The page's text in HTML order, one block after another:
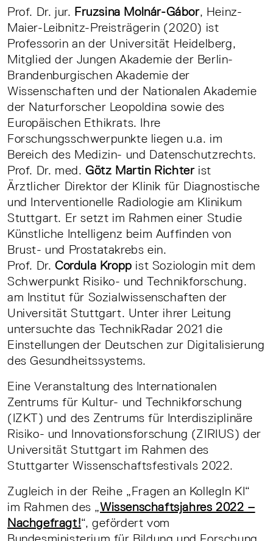
Prof. Dr. jur. Fruzsina Molnár-Gábor, Heinz-
Maier-Leibnitz-Preisträgerin (2020) ist
Professorin an der Universität Heidelberg,
Mitglied der Jungen Akademie der Berlin-
Brandenburgischen Akademie der
Wissenschaften und der Nationalen Akademie
der Naturforscher Leopoldina sowie des
Europäischen Ethikrats. Ihre
Forschungsschwerpunkte liegen u.a. im
Bereich des Medizin- und Datenschutzrechts.
Prof. Dr. med. Götz Martin Richterist
Ärztlicher Direktor der Klinik für Diagnostische
und Interventionelle Radiologie am Klinikum
Stuttgart. Er setzt im Rahmen einer Studie
Künstliche Intelligenz beim Auffinden von
Brust- und Prostatakrebs ein.
Prof. Dr. Cordula Kropp ist Soziologin mit dem
Schwerpunkt Risiko- und Technikforschung.
am Institut für Sozialwissenschaften der
Universität Stuttgart. Unter ihrer Leitung
untersuchte das TechnikRadar 2021 die
Einstellungen der Deutschen zur Digitalisierung
des Gesundheitssystems.
Eine Veranstaltung des Internationalen
Zentrums für Kultur- und Technikforschung
(IZKT) und des Zentrums für Interdisziplinäre
Risiko- und Innovationsforschung (ZIRIUS) der
Universität Stuttgart im Rahmen des
Stuttgarter Wissenschaftsfestivals 2022.
Zugleich in der Reihe „Fragen an KollegIn KI“
im Rahmen des „Wissenschaftsjahres 2022 –
Nachgefragt!“, gefördert vom